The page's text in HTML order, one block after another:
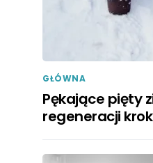
GŁÓWNA
Pękające pięty
regeneracji